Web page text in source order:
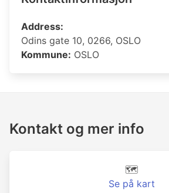
Address:
Odins gate 10, 0266, OSLO
Kommune: OSLO
Kontakt og mer info
🗺️
Se på kart